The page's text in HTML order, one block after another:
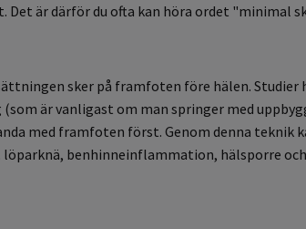
är därför du ofta kan höra ordet "minimal
sker på framfoten före hälen. Studier
är vanligast om man springer med
med framfoten först. Genom denna teknik
benhinneinflammation, hälsporre